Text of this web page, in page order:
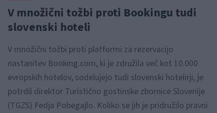
V množični tožbi proti Bookingu tudi
slovenski hoteli
V množični tožbi proti platformi za rezervacijo
nastanitev Booking.com, ki je združila več kot 10.000
evropskih hotelov, sodelujejo tudi slovenski hotelirji, je
potrdil direktor Turistično gostinske zbornice Slovenije
(TGZS) Fedja Pobegajlo. Koliko se jih je pridružilo pravni